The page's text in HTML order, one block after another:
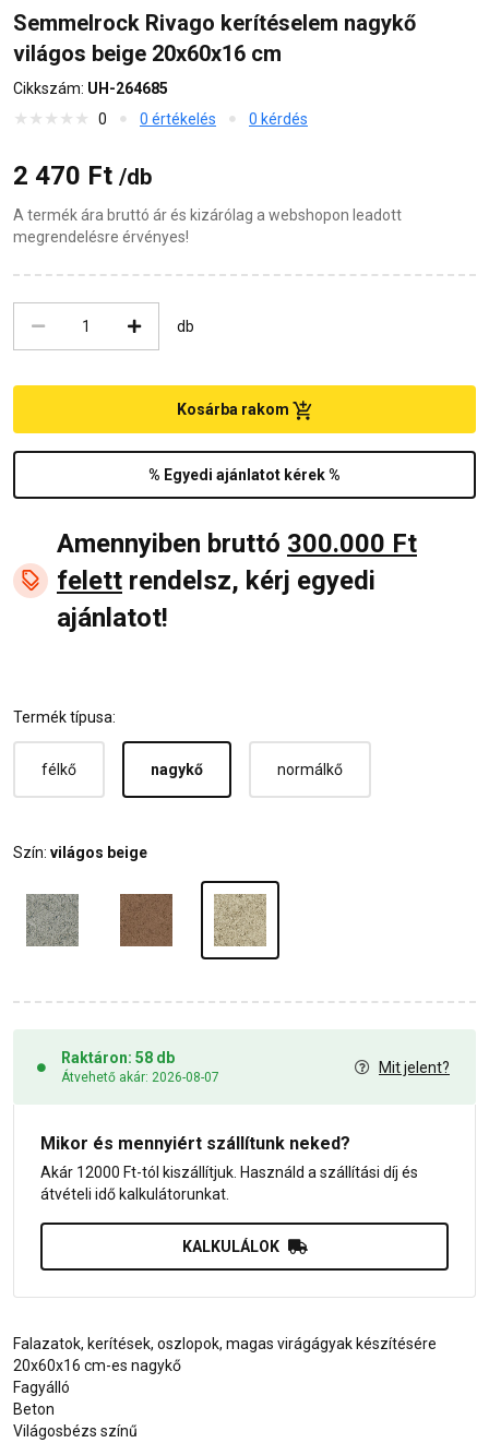
Semmelrock Rivago kerítéselem nagykő
világos beige 20x60x16 cm
Cikkszám: UH-264685
0
0 értékelés 0 kérdés
2 470 Ft /db
A termék ára bruttó ár és kizárólag a webshopon leadott
megrendelésre érvényes!
db
% Egyedi ajánlatot kérek %
Kosárba rakom
Amennyiben bruttó 300.000 Ft
felett rendelsz, kérj egyedi
ajánlatot!
Termék típusa:
félkő nagykő normálkő
Szín: világos beige
Raktáron: 58 db
Átvehető akár: 2026-08-07
Mit jelent?
Mikor és mennyiért szállítunk neked?
Akár 12000 Ft-tól kiszállítjuk. Használd a szállítási díj és
átvételi idő kalkulátorunkat.
KALKULÁLOK
Falazatok, kerítések, oszlopok, magas virágágyak készítésére
20x60x16 cm-es nagykő
Fagyálló
Beton
Világosbézs színű